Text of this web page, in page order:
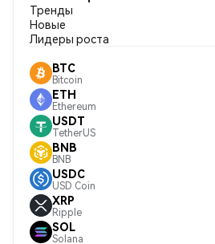
Тренды
Новые
Лидеры роста
BTC
Bitcoin
ETH
Ethereum
USDT
TetherUS
BNB
BNB
USDC
USD Coin
XRP
Ripple
SOL
Solana